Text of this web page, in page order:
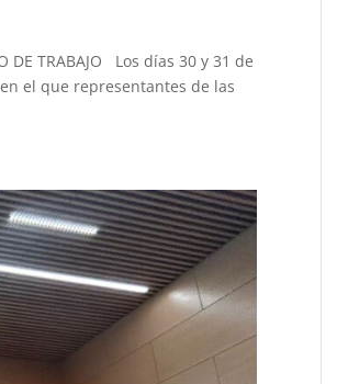
DE TRABAJO Los días 30 y 31 de
el que representantes de las